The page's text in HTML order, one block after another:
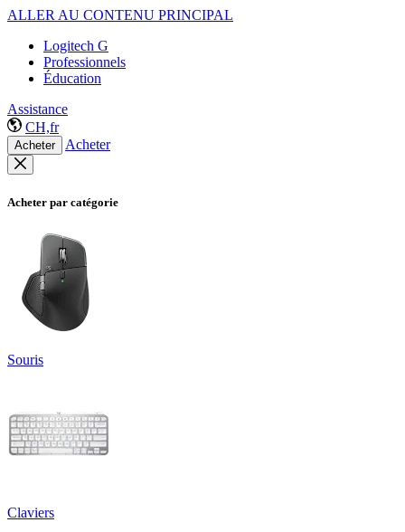
ALLER AU CONTENU PRINCIPAL
Logitech G
Professionnels
Éducation
Assistance
CH,fr
Acheter Acheter
Acheter par catégorie
Souris
Claviers